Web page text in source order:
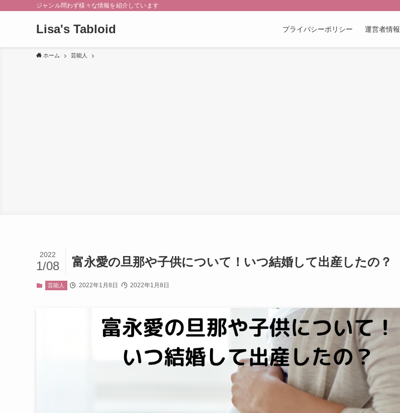
ジャンル問わず様々な情報を紹介しています
Lisa's Tabloid プライバシーポリシー 運営者情報
ホーム 芸能人
富永愛の旦那や子供について！いつ結婚して出産したの？
2022
1/08
芸能人 2022年1月8日 2022年1月8日